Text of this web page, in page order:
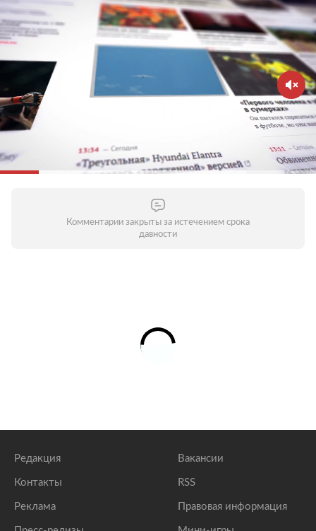
Комментарии закрыты за истечением срока
давности
Редакция
Контакты
Реклама
Вакансии
RSS
Правовая информация